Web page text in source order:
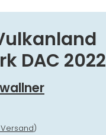
DAC 2022
Versand)